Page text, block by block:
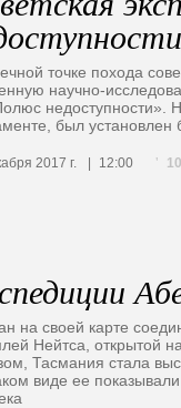
точке похода
научно-
недоступности».
был
2017 г. 12:00
на своей карте
Нейтса, открытой
Тасмания стала
виде ее